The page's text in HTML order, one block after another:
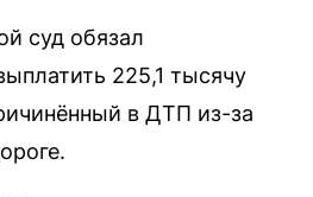
суд обязал
225,1 тысячу
в ДТП из-за